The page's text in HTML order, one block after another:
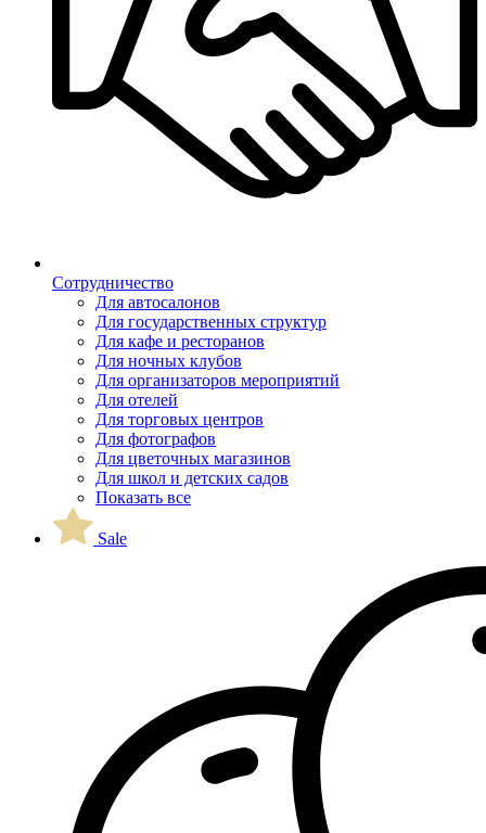
Сотрудничество
Для автосалонов
Для государственных структур
Для кафе и ресторанов
Для ночных клубов
Для организаторов мероприятий
Для отелей
Для торговых центров
Для фотографов
Для цветочных магазинов
Для школ и детских садов
Показать все
Sale